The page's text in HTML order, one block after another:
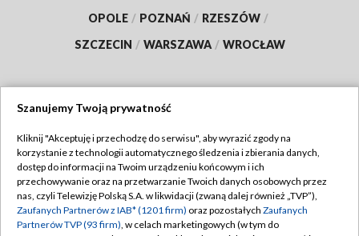
OPOLE / POZNAŃ / RZESZÓW /
SZCZECIN / WARSZAWA / WROCŁAW
TVP
Abonament TVP
Emisja w TVP
Regulamin TVP
Polityka prywatności
Szanujemy Twoją prywatność
Kliknij "Akceptuję i przechodzę do serwisu", aby wyrazić zgody na
korzystanie z technologii automatycznego śledzenia i zbierania danych,
dostęp do informacji na Twoim urządzeniu końcowym i ich
przechowywanie oraz na przetwarzanie Twoich danych osobowych przez
nas, czyli Telewizję Polską S.A. w likwidacji (zwaną dalej również „TVP”),
Zaufanych Partnerów z IAB* (1201 firm) oraz pozostałych Zaufanych
Partnerów TVP (93 firm), w celach marketingowych (w tym do